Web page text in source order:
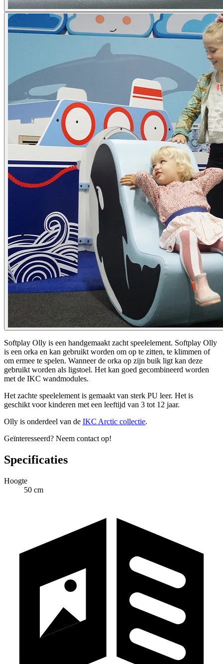
Softplay Olly is een handgemaakt zacht speelelement. Softplay Olly
is een orka en kan gebruikt worden om op te zitten, te klimmen of
om ermee te spelen. Wanneer de orka op zijn buik ligt kan deze
gebruikt worden als ligstoel. Het kan goed gecombineerd worden
met de IKC wandmodules.
Het zachte speelelement is gemaakt van sterk PU leer. Het is
geschikt voor kinderen met een leeftijd van 3 tot 12 jaar.
Olly is onderdeel van de IKC Arctic collectie.
Geïnteresseerd? Neem contact op!
Specificaties
Hoogte
50 cm